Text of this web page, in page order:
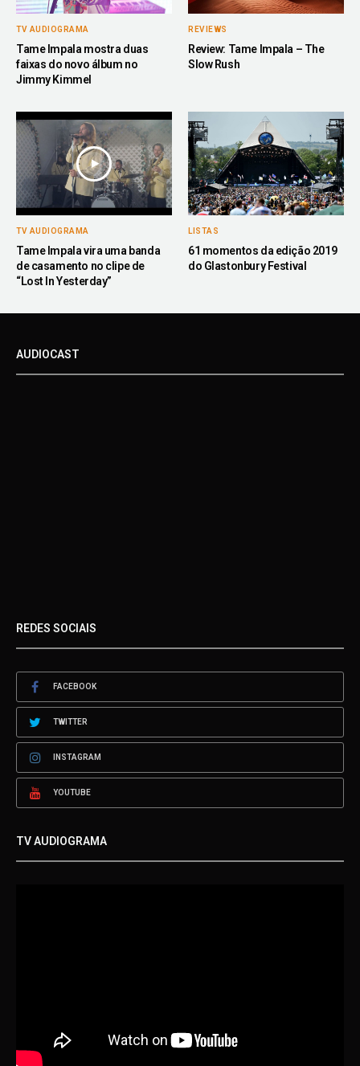
TV AUDIOGRAMA
Tame Impala mostra duas
faixas do novo álbum no
Jimmy Kimmel
REVIEWS
Review: Tame Impala – The
Slow Rush
TV AUDIOGRAMA
Tame Impala vira uma banda
de casamento no clipe de
“Lost In Yesterday”
LISTAS
61 momentos da edição 2019
do Glastonbury Festival
AUDIOCAST
REDES SOCIAIS
FACEBOOK
TWITTER
INSTAGRAM
YOUTUBE
TV AUDIOGRAMA